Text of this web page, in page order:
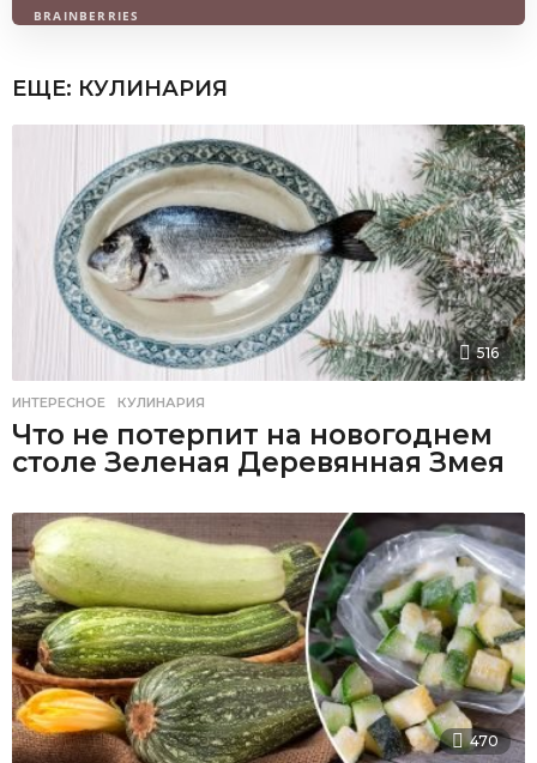
ЕЩЕ: КУЛИНАРИЯ
516
ИНТЕРЕСНОЕ ,КУЛИНАРИЯ
Что не потерпит на новогоднем
столе Зеленая Деревянная Змея
470